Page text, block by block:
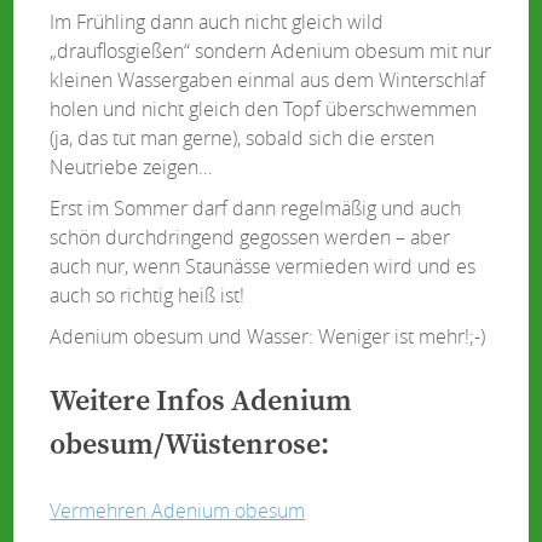
Im Frühling dann auch nicht gleich wild
„drauflosgießen“ sondern Adenium obesum mit nur
kleinen Wassergaben einmal aus dem Winterschlaf
holen und nicht gleich den Topf überschwemmen
(ja, das tut man gerne), sobald sich die ersten
Neutriebe zeigen…
Erst im Sommer darf dann regelmäßig und auch
schön durchdringend gegossen werden – aber
auch nur, wenn Staunässe vermieden wird und es
auch so richtig heiß ist!
Adenium obesum und Wasser: Weniger ist mehr!;-)
Weitere Infos Adenium
obesum/Wüstenrose:
Vermehren Adenium obesum